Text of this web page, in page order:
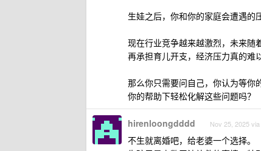
生娃之后，你和你的家庭会遭遇的
现在行业竞争越来越激烈，未来随
再承担育儿开支，经济压力真的难
那么你只需要问自己，你认为等你
你的帮助下轻松化解这些问题吗？
hirenloongdddd Nov 25, 2025
不生就离婚吧，给老婆一个选择。